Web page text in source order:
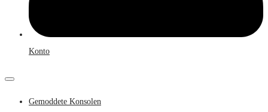
Konto
Gemoddete Konsolen